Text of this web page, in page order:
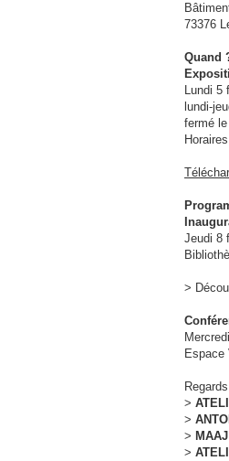
73376
Quand
Lundi 5
lundi-
fermé
Jeudi 8
>
Espace
>
>
>
>